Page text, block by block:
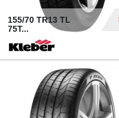
155/70 TR13 TL
75T...